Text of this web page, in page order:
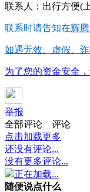
联系人：出行方便(
联系时请告知在辉
如遇无效、虚假、
为了您的资金安全
举报
全部评论
评论
点击加载更多
还没有评论...
没有更多评论...
正在加载...
随便说点什么